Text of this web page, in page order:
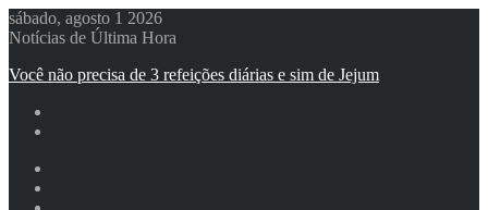
sábado, agosto 1 2026
Notícias de Última Hora
Você não precisa de 3 refeições diárias e sim de Jejum